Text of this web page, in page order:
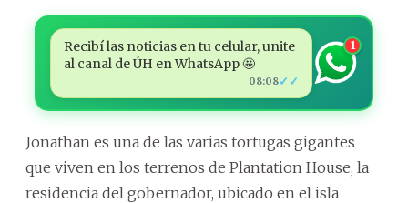
Recibí las noticias en tu celular, unite
al canal de ÚH en WhatsApp 🤩
08:08✓✓
1
Jonathan es una de las varias tortugas gigantes
que viven en los terrenos de Plantation House, la
residencia del gobernador, ubicado en el isla